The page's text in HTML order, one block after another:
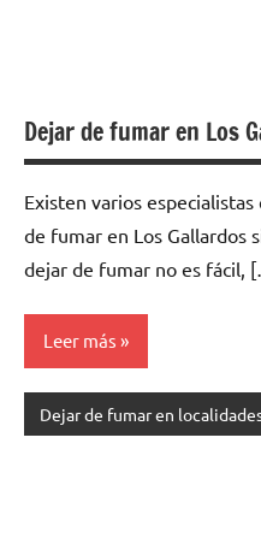
Dejar de fumar en Los
Existen varios
dе fumar en Los Gallardos
dejar dе fumar no es fácil,
Leer más
Dejar de fumar en